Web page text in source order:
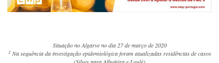
Situação no Algarve no dia 27 de março de 2020
2 Na sequência da investigação epidemiológica foram atualizadas residências de casos